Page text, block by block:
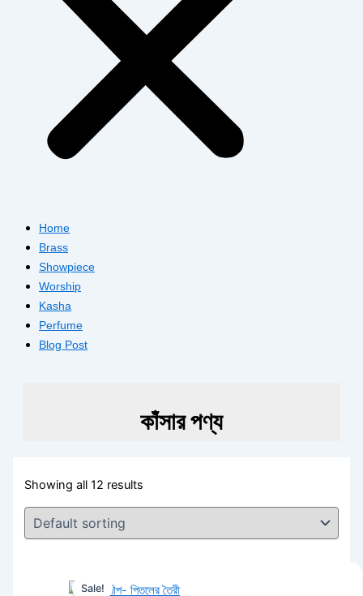
Home
Brass
Showpiece
Worship
Kasha
Perfume
Blog Post
কাঁসার পণ্য
Showing all 12 results
Sale!